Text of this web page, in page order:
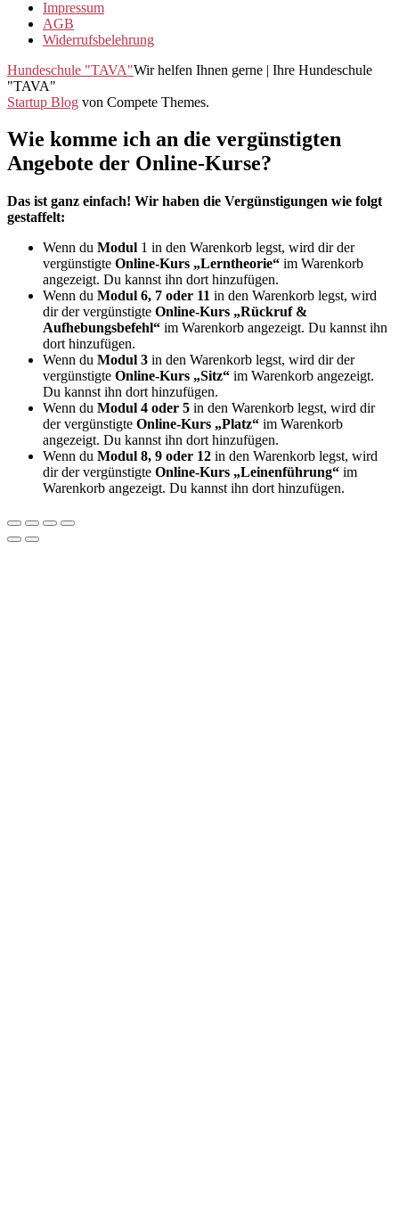
Impressum
AGB
Widerrufsbelehrung
Hundeschule "TAVA"Wir helfen Ihnen gerne | Ihre Hundeschule
"TAVA"
Startup Blog von Compete Themes.
Wie komme ich an die vergünstigten
Angebote der Online-Kurse?
Das ist ganz einfach! Wir haben die Vergünstigungen wie folgt
gestaffelt:
Wenn du Modul 1 in den Warenkorb legst, wird dir der
vergünstigte Online-Kurs „Lerntheorie“ im Warenkorb
angezeigt. Du kannst ihn dort hinzufügen.
Wenn du Modul 6, 7 oder 11 in den Warenkorb legst, wird
dir der vergünstigte Online-Kurs „Rückruf &
Aufhebungsbefehl“ im Warenkorb angezeigt. Du kannst ihn
dort hinzufügen.
Wenn du Modul 3 in den Warenkorb legst, wird dir der
vergünstigte Online-Kurs „Sitz“ im Warenkorb angezeigt.
Du kannst ihn dort hinzufügen.
Wenn du Modul 4 oder 5 in den Warenkorb legst, wird dir
der vergünstigte Online-Kurs „Platz“ im Warenkorb
angezeigt. Du kannst ihn dort hinzufügen.
Wenn du Modul 8, 9 oder 12 in den Warenkorb legst, wird
dir der vergünstigte Online-Kurs „Leinenführung“ im
Warenkorb angezeigt. Du kannst ihn dort hinzufügen.